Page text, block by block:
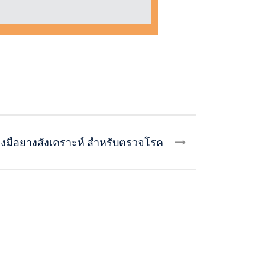
มือยางสังเคราะห์ สำหรับตรวจโรค